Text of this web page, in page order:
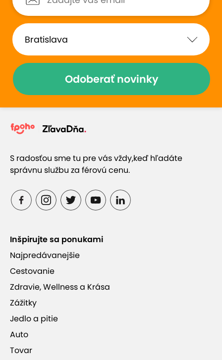
Odoberať novinky
S radosťou sme tu pre vás vždy,keď hľadáte
správnu službu za férovú cenu.
Inšpirujte sa ponukami
Najpredávanejšie
Cestovanie
Zdravie, Wellness a Krása
Zážitky
Jedlo a pitie
Auto
Tovar